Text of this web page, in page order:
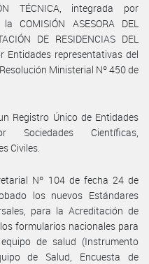
TÉCNICA, integrada por
COMISIÓN ASESORA DEL
DE RESIDENCIAS DEL
Entidades representativas del
Ministerial Nº 450 de
Registro Único de Entidades
Sociedades Científicas,
Civiles.
Nº 104 de fecha 24 de
los nuevos Estándares
para la Acreditación de
formularios nacionales para
de salud (Instrumento
de Salud, Encuesta de